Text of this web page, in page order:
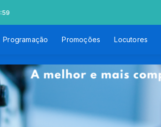
Programação Promoções Locutores